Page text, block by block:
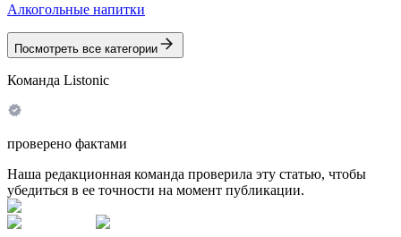
Алкогольные напитки
Посмотреть все категории
Команда Listonic
проверено фактами
Наша редакционная команда проверила эту статью, чтобы
убедиться в ее точности на момент публикации.